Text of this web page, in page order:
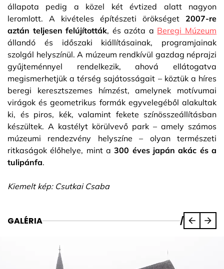
állapota pedig a közel két évtized alatt nagyon
leromlott. A kivételes építészeti örökséget 2007-re
aztán teljesen felújították, és azóta a Beregi Múzeum
állandó és időszaki kiállításainak, programjainak
szolgál helyszínül. A múzeum rendkívül gazdag néprajzi
gyűjteménnyel rendelkezik, ahová ellátogatva
megismerhetjük a térség sajátosságait – köztük a híres
beregi keresztszemes hímzést, amelynek motívumai
virágok és geometrikus formák egyvelegéből alakultak
ki, és piros, kék, valamint fekete színösszeállításban
készültek. A kastélyt körülvevő park – amely számos
múzeumi rendezvény helyszíne – olyan természeti
ritkaságok élőhelye, mint a300 éves japán akác és a
tulipánfa.
Kiemelt kép: Csutkai Csaba
GALÉRIA /